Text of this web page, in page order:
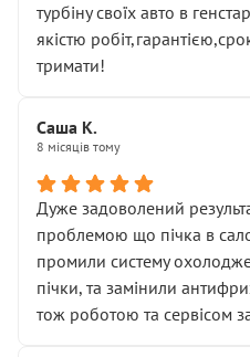
турбіну своїх авто в
якістю
тримати!
Саша К.
8 місяців тому
Дуже задоволений
проблемою що пічка в
промили систему
пічки, та замінили
тож роботою та сервісом